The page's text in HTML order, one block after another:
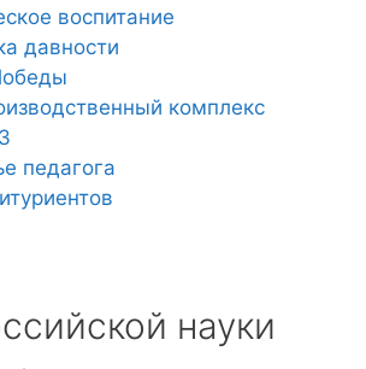
воспитание
давности
комплекс
педагога
науки